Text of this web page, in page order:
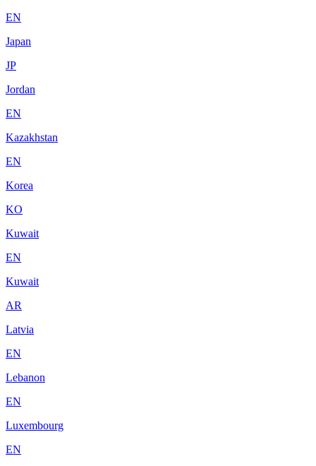
EN
Japan
JP
Jordan
EN
Kazakhstan
EN
Korea
KO
Kuwait
EN
Kuwait
AR
Latvia
EN
Lebanon
EN
Luxembourg
EN